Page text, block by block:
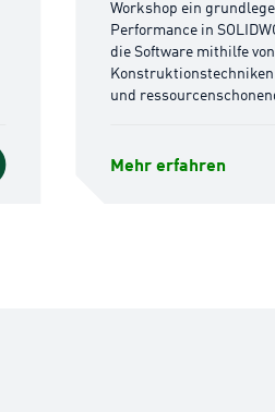
Workshop ein
Performance in
die Software mithilfe
und
Mehr erfahren